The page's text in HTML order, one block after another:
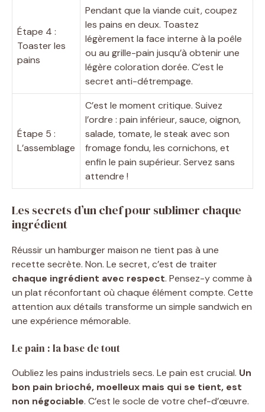
Étape 4 :
Toaster les
pains
Pendant que la viande cuit, coupez
les pains en deux. Toastez
légèrement la face interne à la poêle
ou au grille-pain jusqu’à obtenir une
légère coloration dorée. C’est le
secret anti-détrempage.
Étape 5 :
L’assemblage
C’est le moment critique. Suivez
l’ordre : pain inférieur, sauce, oignon,
salade, tomate, le steak avec son
fromage fondu, les cornichons, et
enfin le pain supérieur. Servez sans
attendre !
Les secrets d’un chef pour sublimer chaque
ingrédient
Réussir un hamburger maison ne tient pas à une
recette secrète. Non. Le secret, c’est de traiter
chaque ingrédient avec respect. Pensez-y comme à
un plat réconfortant où chaque élément compte. Cette
attention aux détails transforme un simple sandwich en
une expérience mémorable.
Le pain : la base de tout
Oubliez les pains industriels secs. Le pain est crucial. Un
bon pain brioché, moelleux mais qui se tient, est
non négociable. C’est le socle de votre chef-d’œuvre.